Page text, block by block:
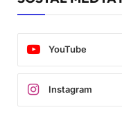
YouTube
Instagram